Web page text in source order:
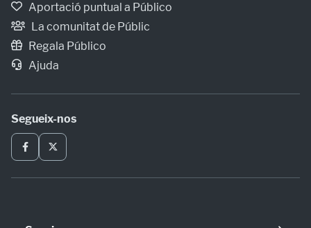
Aportació puntual a Público
La comunitat de Públic
Regala Público
Ajuda
Segueix-nos